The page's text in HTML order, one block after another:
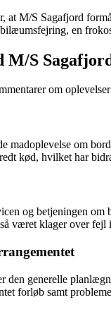
at M/S Sagafjord
en
M/S
om
madoplevelse om
kød, hvilket har
og betjeningen
været klager over fejl
den generelle
forløb samt